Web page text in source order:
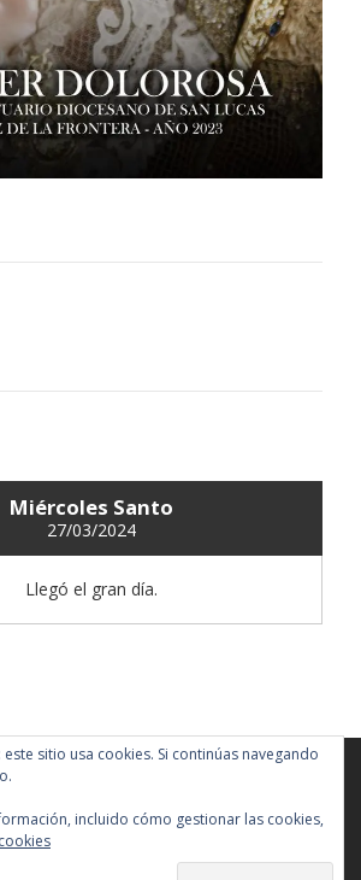
Miércoles Santo
27/03/2024
Llegó el gran día.
y Fervorosa Hermandad y Cofradía de
Padre Jesús de la Salud en sus Tres Caídas,
Salud, María Santísima de los Dolores,
y San Nicolás de Bari
sitio usa cookies. Si continúas navegando
incluido cómo gestionar las cookies,